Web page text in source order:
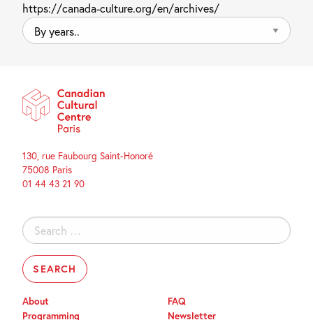
https://canada-culture.org/en/archives/
By
years..
130, rue Faubourg Saint-Honoré
75008 Paris
01 44 43 21 90
Search
for:
About
Programming
FAQ
Newsletter